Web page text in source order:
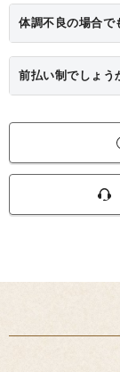
体調不良の場合で
前払い制でしょ